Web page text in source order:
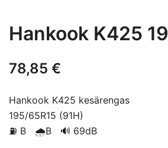
Hankook K425
78,85 €
Hankook K425 kesärengas
195/65R15 (91H)
⛽ B 🌧B 🔊 69dB